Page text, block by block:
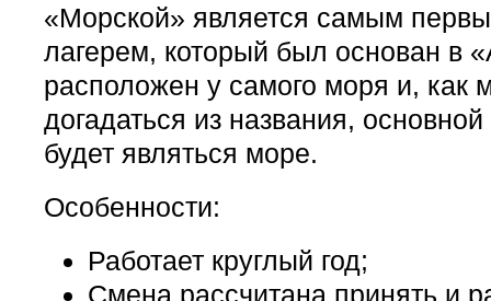
«Морской» является самым
лагерем, который был основан в
расположен у самого моря и,
догадаться из названия, основной
будет являться море.
Особенности:
Работает круглый год;
Смена рассчитана принять и